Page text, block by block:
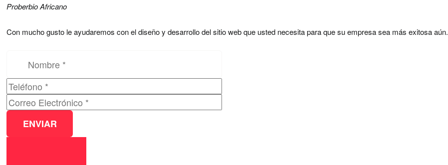
Proberbio Africano
Con mucho gusto le ayudaremos con el diseño y desarrollo del sitio web que usted necesita para que su empresa sea más exitosa aún.
Por favor, deja este campo vacío.
Por favor, deja este campo vacío.